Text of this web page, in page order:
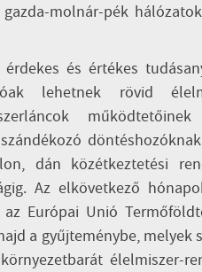
molnár-pék
és értékes
lehetnek rövid
dán közétkeztetési
Az elkövetkező
Európai Unió
a gyűjteménybe, melyek
élelmiszer-